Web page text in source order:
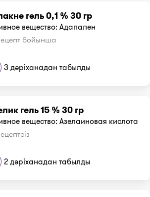
гель 0,1 % 30 гр
вещество: Адапален
бойынша
3 дәріханадан табылды
гель 15 % 30 гр
вещество: Азелаиновая кислота
2 дәріханадан табылды